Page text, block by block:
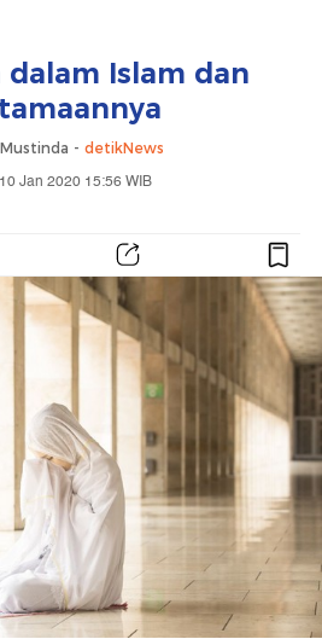
Islam dan
- detikNews
Jan 2020 15:56 WIB